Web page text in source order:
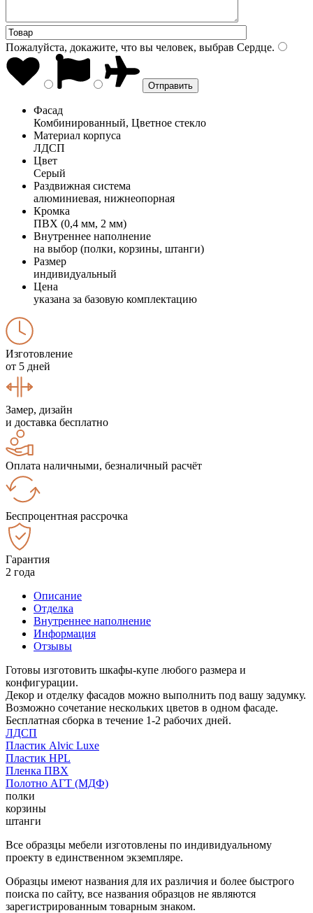
Пожалуйста, докажите, что вы человек, выбрав Сердце.
Фасад
Комбинированный, Цветное стекло
Материал корпуса
ЛДСП
Цвет
Серый
Раздвижная система
алюминиевая, нижнеопорная
Кромка
ПВХ (0,4 мм, 2 мм)
Внутреннее наполнение
на выбор (полки, корзины, штанги)
Размер
индивидуальный
Цена
указана за базовую комплектацию
Изготовление
от 5 дней
Замер, дизайн
и доставка бесплатно
Оплата наличными, безналичный расчёт
Беспроцентная рассрочка
Гарантия
2 года
Описание
Отделка
Внутреннее наполнение
Информация
Отзывы
Готовы изготовить шкафы-купе любого размера и
конфигурации.
Декор и отделку фасадов можно выполнить под вашу задумку.
Возможно сочетание нескольких цветов в одном фасаде.
Бесплатная сборка в течение 1-2 рабочих дней.
ЛДСП
Пластик Alvic Luxe
Пластик HPL
Пленка ПВХ
Полотно АГТ (МДФ)
полки
корзины
штанги
Все образцы мебели изготовлены по индивидуальному
проекту в единственном экземпляре.
Образцы имеют названия для их различия и более быстрого
поиска по сайту, все названия образцов не являются
зарегистрированным товарным знаком.